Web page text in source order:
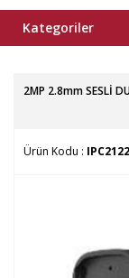
Kategoriler
2MP 2.8mm SESLİ
Ürün Kodu :